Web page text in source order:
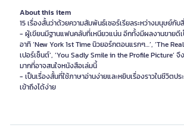
About this item
15 เรื่องสั้นว่าด้วยความสัมพันธ์เซอร์เรียลระหว่างมนุษย์กั
- ผู้เขียนมีฐานแฟนคลับที่เหนียวแน่น อีกทั้งมีผลงานขายดีเ
อาทิ ‘New York 1st Time นิวยอร์กตอนแรกๆ…’, ‘The
เปอร์เซ็นต์’, ‘You Sadly Smile in the Profile Picture’
มากที่อาจสนใจหนังสือเล่มนี้
- เป็นเรื่องสั้นที่ใช้ภาษาอ่านง่ายและหยิบเรื่องราวในชีวิตป
เข้าถึงได้ง่าย